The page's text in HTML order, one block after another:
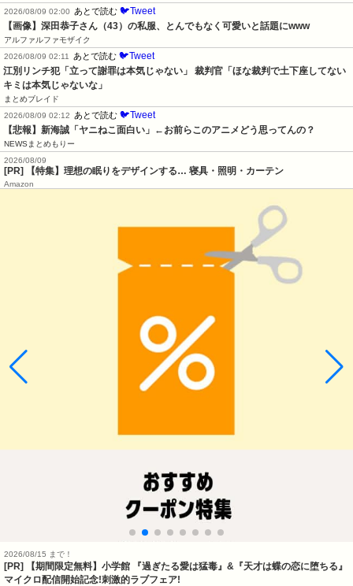
2026/08/09 02:00
あとで読む 🐦Tweet
【画像】深田恭子さん（43）の私服、とんでもなく可愛いと話題にwww
アルファルファモザイク
2026/08/09 02:11
あとで読む 🐦Tweet
江別リンチ犯「立って謝罪は本気じゃない」 裁判官「ほな裁判で土下座してない
キミは本気じゃないな」
まとめブレイド
2026/08/09 02:12
あとで読む 🐦Tweet
【悲報】新海誠「ヤニねこ面白い」←お前らこのアニメどう思ってんの？
NEWSまとめもりー
2026/08/09
[PR] 【特集】理想の眠りをデザインする… 寝具・照明・カーテン
Amazon
2026/08/15 まで！
[PR] 【期間限定無料】小学館 『過ぎたる愛は猛毒』&『天才は蝶の恋に堕ちる』
マイクロ配信開始記念!刺激的ラブフェア!